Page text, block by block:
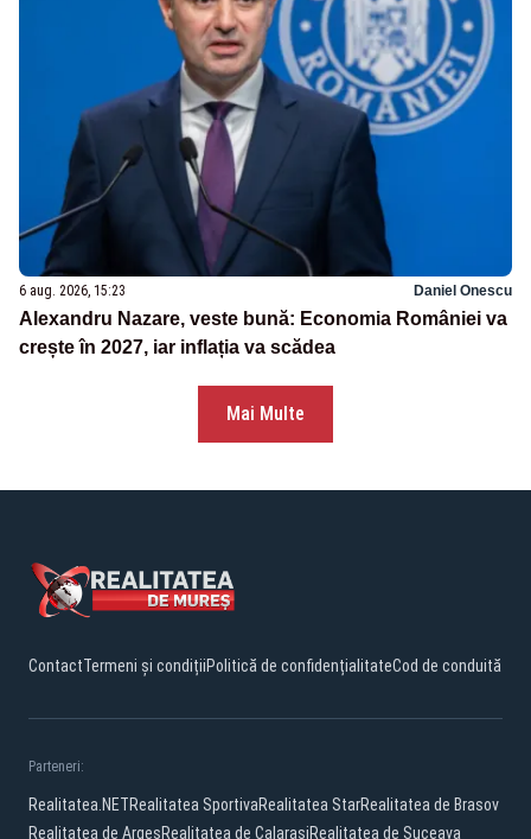
6 aug. 2026, 15:23 Daniel Onescu
Alexandru Nazare, veste bună: Economia României va
crește în 2027, iar inflația va scădea
Mai Multe
ContactTermeni și condițiiPolitică de confidențialitateCod de conduită
Parteneri:
Realitatea.NETRealitatea SportivaRealitatea StarRealitatea de Brasov
Realitatea de ArgesRealitatea de CalarasiRealitatea de Suceava